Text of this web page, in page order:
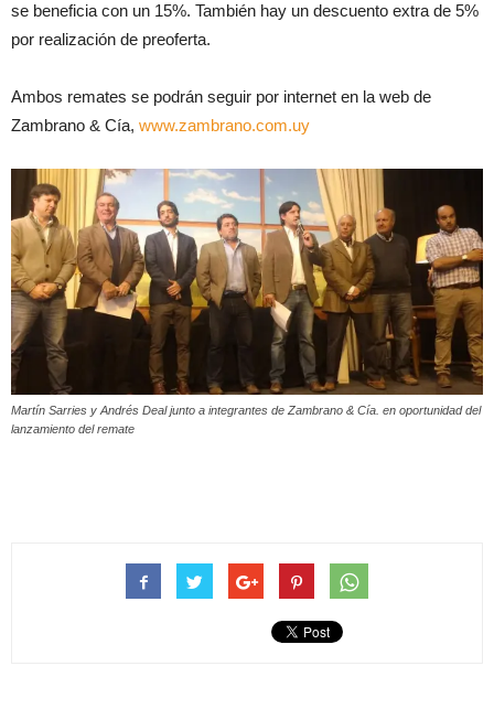
se beneficia con un 15%. También hay un descuento extra de 5%
por realización de preoferta.
Ambos remates se podrán seguir por internet en la web de
Zambrano & Cía, www.zambrano.com.uy
Martín Sarries y Andrés Deal junto a integrantes de Zambrano & Cía. en oportunidad del
lanzamiento del remate